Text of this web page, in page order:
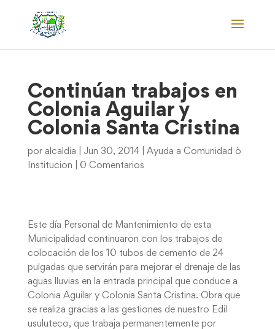
Continúan trabajos en
Colonia Aguilar y
Colonia Santa Cristina
por alcaldia Jun 30, 2014| Ayuda a Comunidad ò
Institucion
0 Comentarios
Este día Personal de Mantenimiento de esta
Municipalidad continuaron con los trabajos de
colocación de los 10 tubos de cemento de 24
pulgadas que servirán para mejorar el drenaje de las
aguas lluvias en la entrada principal que conduce a
Colonia Aguilar y Colonia Santa Cristina. Obra que
se realiza gracias a las gestiones de nuestro Edil
usuluteco, que trabaja permanentemente por